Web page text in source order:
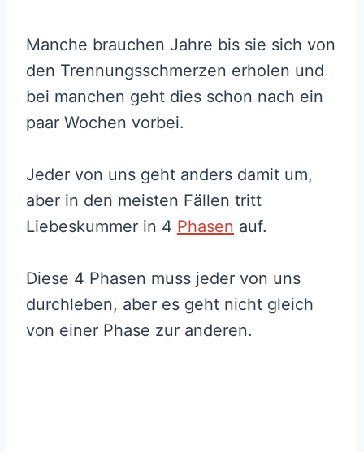
Manche brauchen Jahre bis sie sich von
den Trennungsschmerzen erholen und
bei manchen geht dies schon nach ein
paar Wochen vorbei.
Jeder von uns geht anders damit um,
aber in den meisten Fällen tritt
Liebeskummer in 4 Phasen auf.
Diese 4 Phasen muss jeder von uns
durchleben, aber es geht nicht gleich
von einer Phase zur anderen.